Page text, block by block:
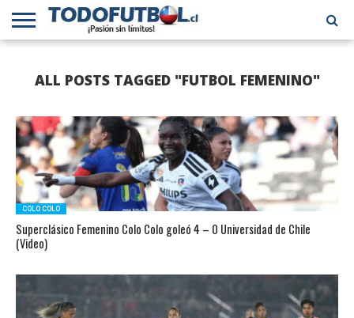
BCHILENA
EN EL
MUNDO
INTERNACIONAL
ALL POSTS TAGGED "FUTBOL FEMENINO"
COLO COLO
Superclásico Femenino Colo Colo goleó 4 – 0 Universidad de Chile
(Video)